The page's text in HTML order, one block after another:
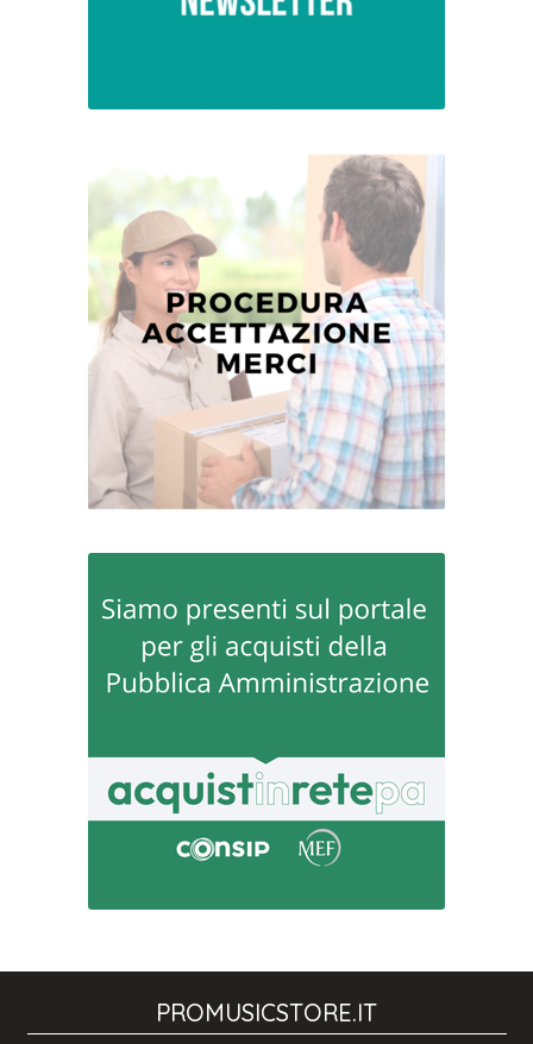
PROMUSICSTORE.IT